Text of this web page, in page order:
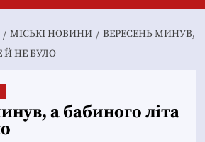
MІСЬКІ НОВИНИ
ВЕРЕСЕНЬ МИНУВ,
Й НЕ БУЛО
а бабиного літа